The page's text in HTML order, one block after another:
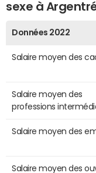
sexe à
Données 2022
Salaire moyen des
Salaire moyen des
professions
Salaire moyen des
Salaire moyen des